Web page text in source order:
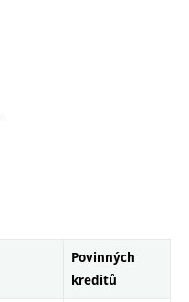
Povinných
kreditů